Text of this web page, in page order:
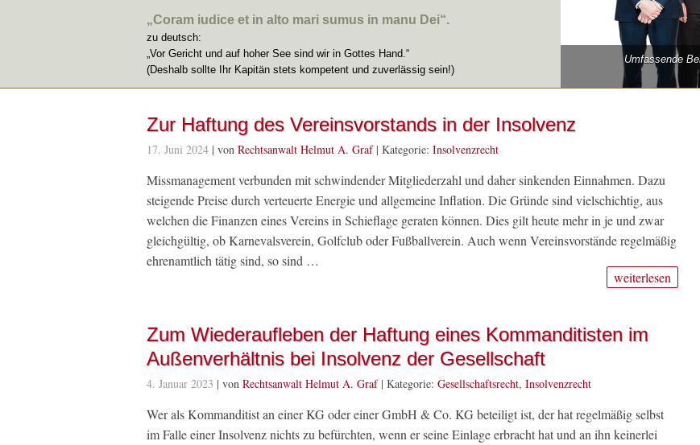
„Coram iudice et in alto mari sumus in manu Dei“.
zu deutsch:
„Vor Gericht und auf hoher See sind wir in Gottes Hand.“
(Deshalb sollte Ihr Kapitän stets kompetent und zuverlässig sein!)
Umfassende
Zur Haftung des Vereinsvorstands in der Insolvenz
17. Juni 2024 | von Rechtsanwalt Helmut A. Graf| Kategorie: Insolvenzrecht
Missmanagement verbunden mit schwindender Mitgliederzahl und daher sinkenden Einnahmen. Dazu
steigende Preise durch verteuerte Energie und allgemeine Inflation. Die Gründe sind vielschichtig, aus
welchen die Finanzen eines Vereins in Schieflage geraten können. Dies gilt heute mehr in je und zwar
gleichgültig, ob Karnevalsverein, Golfclub oder Fußballverein. Auch wenn Vereinsvorstände regelmäßig
ehrenamtlich tätig sind, so sind …
weiterlesen
Zum Wiederaufleben der Haftung eines Kommanditisten im
Außenverhältnis bei Insolvenz der Gesellschaft
4. Januar 2023 | von Rechtsanwalt Helmut A. Graf| Kategorie: Gesellschaftsrecht, Insolvenzrecht
Wer als Kommanditist an einer KG oder einer GmbH & Co. KG beteiligt ist, der hat regelmäßig selbst
im Falle einer Insolvenz nichts zu befürchten, wenn er seine Einlage erbracht hat und an ihn keinerlei